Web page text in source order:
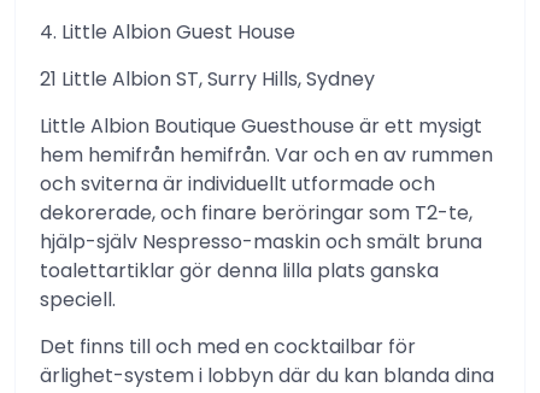
4. Little Albion Guest House
21 Little Albion ST, Surry Hills, Sydney
Little Albion Boutique Guesthouse är ett mysigt
hem hemifrån hemifrån. Var och en av rummen
och sviterna är individuellt utformade och
dekorerade, och finare beröringar som T2-te,
hjälp-själv Nespresso-maskin och smält bruna
toalettartiklar gör denna lilla plats ganska
speciell.
Det finns till och med en cocktailbar för
ärlighet-system i lobbyn där du kan blanda dina